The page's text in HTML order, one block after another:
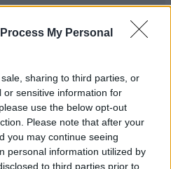
My Personal
sharing to third parties, or
or sensitive information for
use the below opt-out
Please note that after your
you may continue seeing
personal information utilized by
to third parties prior to